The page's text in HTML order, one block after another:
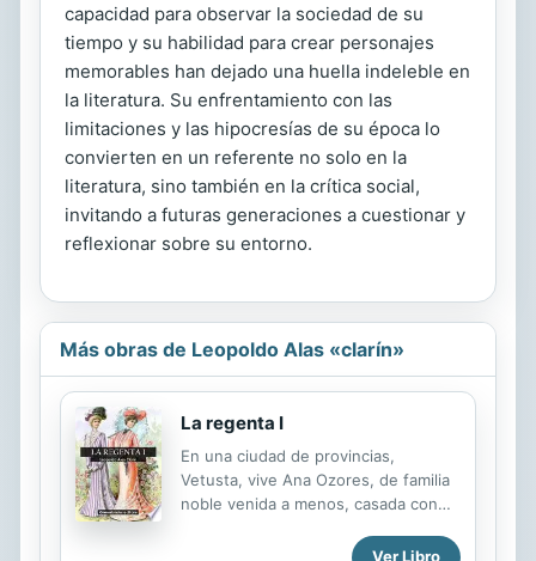
capacidad para observar la sociedad de su
tiempo y su habilidad para crear personajes
memorables han dejado una huella indeleble en
la literatura. Su enfrentamiento con las
limitaciones y las hipocresías de su época lo
convierten en un referente no solo en la
literatura, sino también en la crítica social,
invitando a futuras generaciones a cuestionar y
reflexionar sobre su entorno.
Más obras de Leopoldo Alas «clarín»
La regenta I
En una ciudad de provincias,
Vetusta, vive Ana Ozores, de familia
noble venida a menos, casada con
Audiencia, del cual le viene elVer Libro